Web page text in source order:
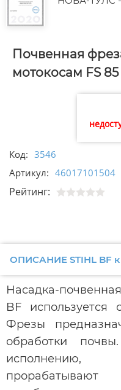
Почвенная
мотокосам FS 85
Код: 3546
Артикул: 46017101504
Рейтинг:
ОПИСАНИЕ STIHL BF к
Насадка-
BF используется
Фрезы
обработки
исполнению,